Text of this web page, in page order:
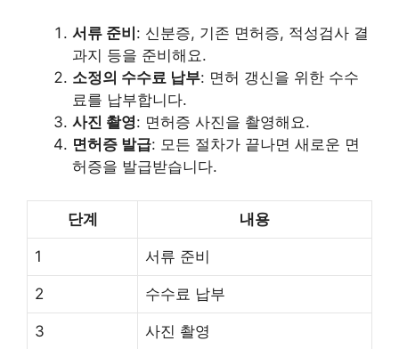
서류 준비: 신분증, 기존 면허증, 적성검사 결
과지 등을 준비해요.
소정의 수수료 납부: 면허 갱신을 위한 수수
료를 납부합니다.
사진 촬영: 면허증 사진을 촬영해요.
면허증 발급: 모든 절차가 끝나면 새로운 면
허증을 발급받습니다.
단계 내용
1 서류 준비
2 수수료 납부
3 사진 촬영